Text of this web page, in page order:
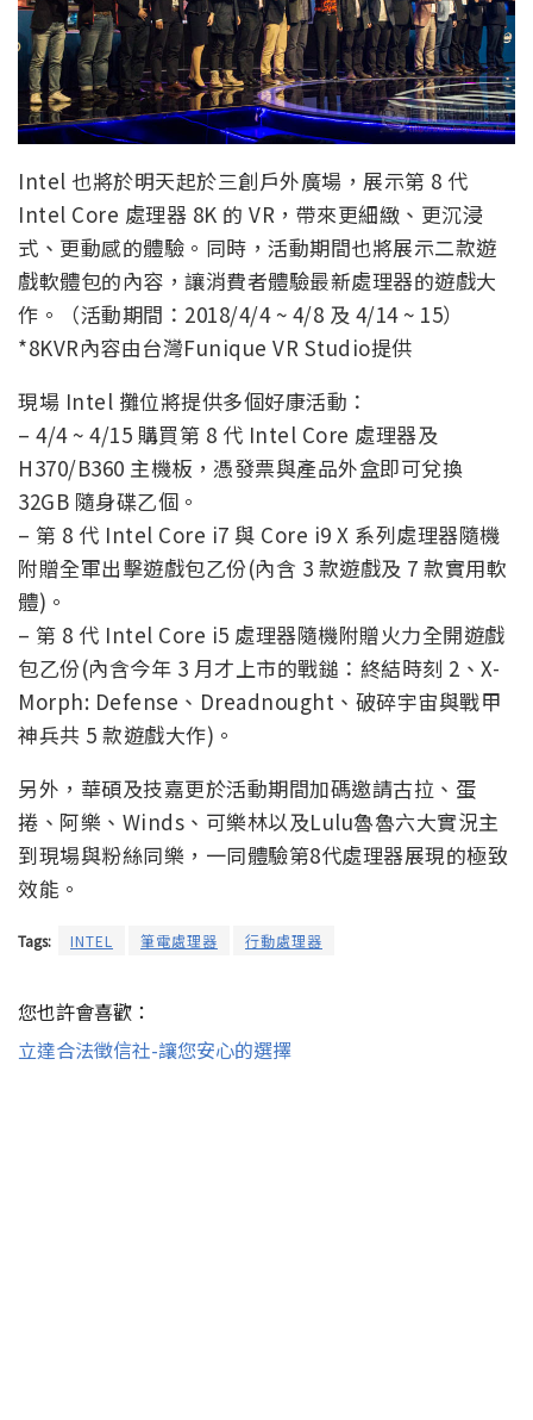
Intel 也將於明天起於三創戶外廣場，展示第 8 代
Intel Core 處理器 8K 的 VR，帶來更細緻、更沉浸
式、更動感的體驗。同時，活動期間也將展示二款遊
戲軟體包的內容，讓消費者體驗最新處理器的遊戲大
作。（活動期間：2018/4/4 ~ 4/8 及 4/14 ~ 15）
*8KVR內容由台灣Funique VR Studio提供
現場 Intel 攤位將提供多個好康活動：
– 4/4 ~ 4/15 購買第 8 代 Intel Core 處理器及
H370/B360 主機板，憑發票與產品外盒即可兌換
32GB 隨身碟乙個。
– 第 8 代 Intel Core i7 與 Core i9 X 系列處理器隨機
附贈全軍出擊遊戲包乙份(內含 3 款遊戲及 7 款實用軟
體)。
– 第 8 代 Intel Core i5 處理器隨機附贈火力全開遊戲
包乙份(內含今年 3 月才上市的戰鎚：終結時刻 2、X-
Morph: Defense、Dreadnought、破碎宇宙與戰甲
神兵共 5 款遊戲大作)。
另外，華碩及技嘉更於活動期間加碼邀請古拉、蛋
捲、阿樂、Winds、可樂林以及Lulu魯魯六大實況主
到現場與粉絲同樂，一同體驗第8代處理器展現的極致
效能。
Tags: INTEL 筆電處理器 行動處理器
您也許會喜歡：
立達合法徵信社-讓您安心的選擇